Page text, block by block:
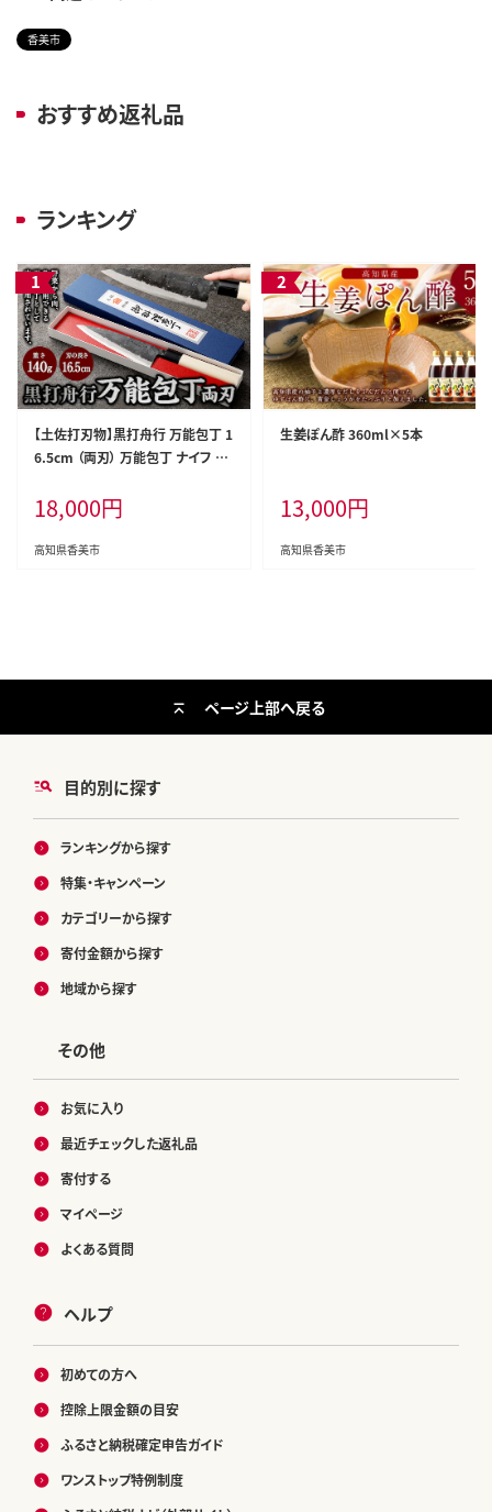
香美市
おすすめ返礼品
ランキング
【土佐打刃物】黒打舟行 万能包丁 1
6.5cm （両刃） 万能包丁 ナイフ キ
18,000円
高知県香美市
生姜ぽん酢 360ml×5本
13,000円
高知県香美市
目的別に探す
ランキングから探す
特集・キャンペーン
カテゴリーから探す
寄付金額から探す
地域から探す
その他
お気に入り
最近チェックした返礼品
寄付する
マイページ
よくある質問
ヘルプ
初めての方へ
控除上限金額の目安
ふるさと納税確定申告ガイド
ワンストップ特例制度
ページ上部へ戻る